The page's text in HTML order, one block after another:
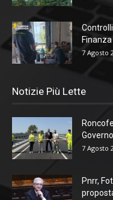
Finanza
7 Agosto
Notizie Più Lette
7 Agosto
Pnrr,